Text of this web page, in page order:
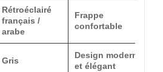
Rétroéclairé
français /
arabe
Frappe
confortable
Gris
Design moderne
et élégant